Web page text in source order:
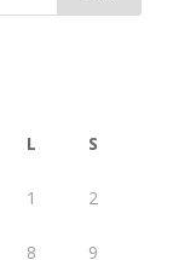
L S
1 2
8 9